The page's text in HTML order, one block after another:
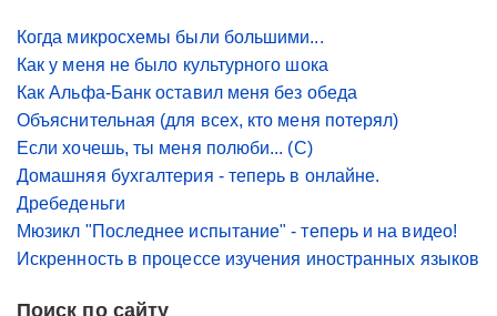
Когда микросхемы были большими...
Как у меня не было культурного шока
Как Альфа-Банк оставил меня без обеда
Объяснительная (для всех, кто меня потерял)
Если хочешь, ты меня полюби... (С)
Домашняя бухгалтерия - теперь в онлайне.
Дребеденьги
Мюзикл "Последнее испытание" - теперь и на видео!
Искренность в процессе изучения иностранных языков
Поиск по сайту